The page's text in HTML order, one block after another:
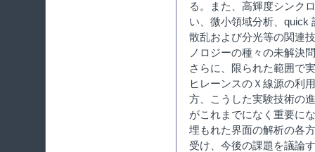
る。また、高輝度シンク
い、微小領域分析、quick
散乱および分光等の関連
ノロジーの種々の未解決
さらに、限られた範囲で
ヒレーンスのＸ線源の利
方、こうした実験技術の
がこれまでになく重要に
埋もれた界面の解析の各
受け、今後の課題を議論